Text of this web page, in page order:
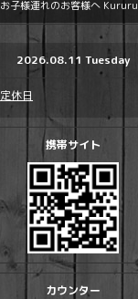
お子様連れのお客様へ Kururu
2026.08.11 Tuesday
定休日
携帯サイト
カウンター